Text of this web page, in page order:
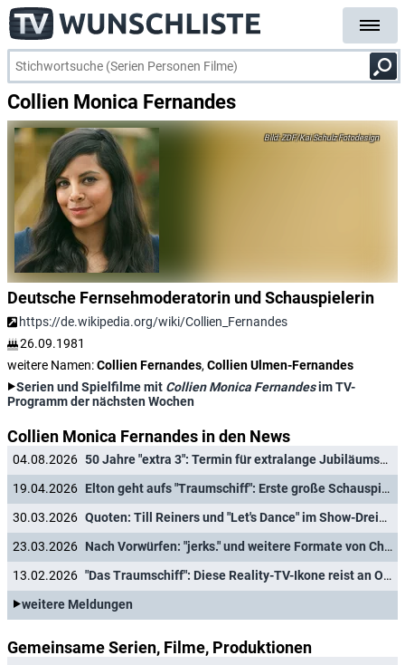
Collien Monica Fernandes
ZDF/Kai Schulz Fotodesign
Deutsche Fernsehmoderatorin und Schauspielerin
https://de.wikipedia.org/wiki/Collien_Fernandes
26.09.1981
weitere Namen:Collien Fernandes, Collien Ulmen-Fernandes
Serien und Spielfilme mit Collien Monica Fernandesim TV-
Programm der nächsten Wochen
Collien Monica Fernandes in den News
04.08.2026
50 Jahre "extra 3": Termin für extralange Jubiläumsshow steht fest
19.04.2026
Elton geht aufs "Traumschiff": Erste große Schauspielrolle für Moderator
30.03.2026
Quoten: Till Reiners und "Let's Dance" im Show-Dreikampf erfolgreich, Henssler mit Allzeittief
23.03.2026
Nach Vorwürfen: "jerks." und weitere Formate von Christian Ulmen gehen offline
13.02.2026
"Das Traumschiff": Diese Reality-TV-Ikone reist an Ostern mit nach Island
weitere Meldungen
Gemeinsame Serien, Filme, Produktionen